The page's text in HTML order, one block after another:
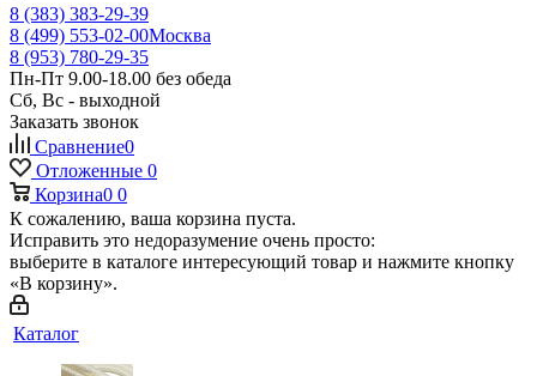
8 (383) 383-29-39
8 (499) 553-02-00Москва
8 (953) 780-29-35
Пн-Пт 9.00-18.00 без обеда
Сб, Вс - выходной
Заказать звонок
Сравнение0
Отложенные 0
Корзина0 0
К сожалению, ваша корзина пуста.
Исправить это недоразумение очень просто:
выберите в каталоге интересующий товар и нажмите кнопку
«В корзину».
Каталог